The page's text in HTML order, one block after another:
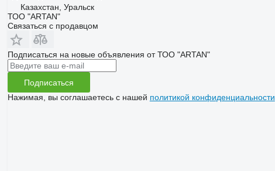
Казахстан, Уральск
ТОО "ARTAN"
Связаться с продавцом
Подписаться на новые объявления от ТОО "ARTAN"
Подписаться
Нажимая, вы соглашаетесь с нашей политикой конфиденциальности